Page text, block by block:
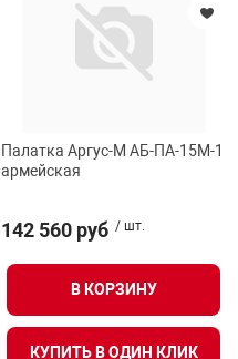
Палатка Аргус-М АБ-ПА-15М-1
армейская
142 560 руб / шт.
В КОРЗИНУ
КУПИТЬ В ОДИН КЛИК